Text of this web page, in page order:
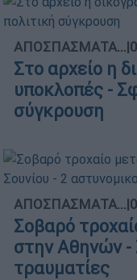
ΑΠΟΣΠΑΣΜΑΤΑ...|
Στο αρχείο η
υποκλοπές -
σύγκρουση
ΑΠΟΣΠΑΣΜΑΤΑ...|
Σοβαρό
στην Αθηνών -
τραυματίες